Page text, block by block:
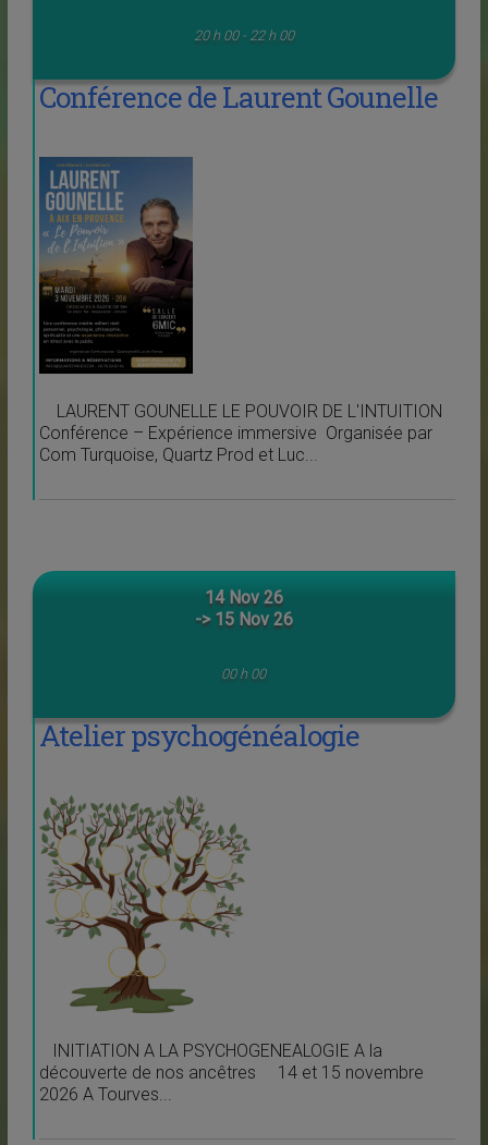
20 h 00 - 22 h 00
Conférence de Laurent Gounelle
LAURENT GOUNELLE LE POUVOIR DE L'INTUITION
Conférence – Expérience immersive Organisée par
Com Turquoise, Quartz Prod et Luc...
14 Nov 26
-> 15 Nov 26
00 h 00
Atelier psychogénéalogie
INITIATION A LA PSYCHOGENEALOGIE A la
découverte de nos ancêtres 14 et 15 novembre
2026 A Tourves...